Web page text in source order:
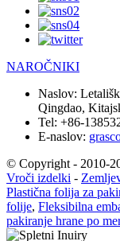
NAROČNIKI
Naslov:
Qingdao,
Tel: +86-
E-naslov:
© Copyright - 2010-
Vroči izdelki -
Plastična folija za
folije, Fleksibilna
pakiranje hrane po